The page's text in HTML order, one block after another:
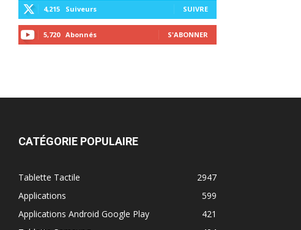
4,215 Suiveurs SUIVRE
5,720 Abonnés S'ABONNER
CATÉGORIE POPULAIRE
Tablette Tactile
2947
Applications
599
Applications Android Google Play
421